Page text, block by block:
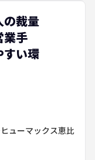
の裁量
業手
すい環
ューマックス恵比